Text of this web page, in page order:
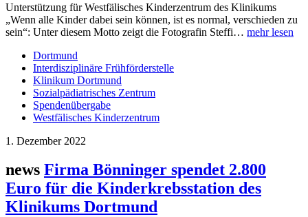
Unterstützung für Westfälisches Kinderzentrum des Klinikums
„Wenn alle Kinder dabei sein können, ist es normal, verschieden zu
sein“: Unter diesem Motto zeigt die Fotografin Steffi… mehr lesen
Dortmund
Interdisziplinäre Frühförderstelle
Klinikum Dortmund
Sozialpädiatrisches Zentrum
Spendenübergabe
Westfälisches Kinderzentrum
1. Dezember 2022
news Firma Bönninger spendet 2.800
Euro für die Kinderkrebsstation des
Klinikums Dortmund